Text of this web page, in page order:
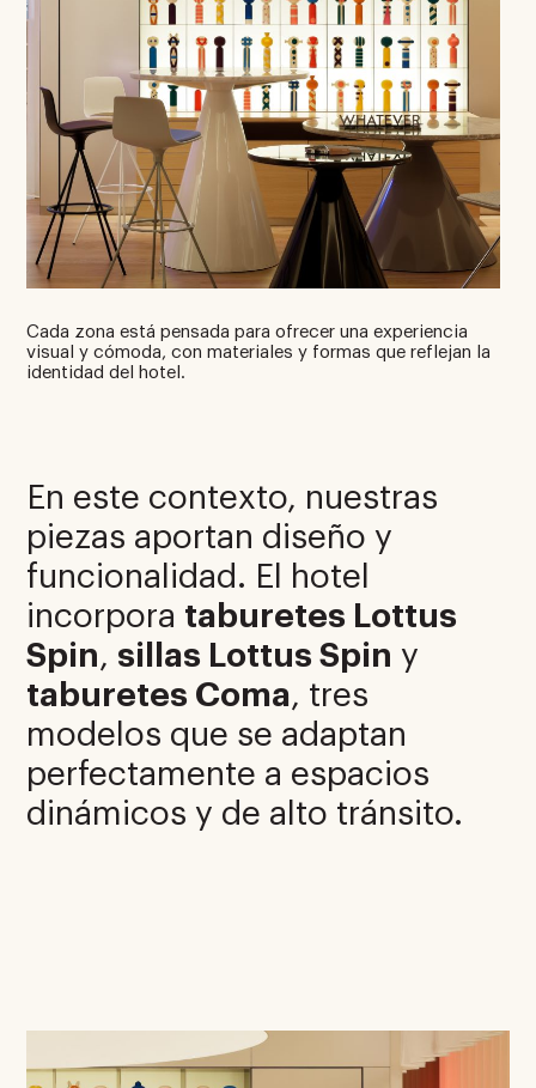
Cada zona está pensada para ofrecer una experiencia
visual y cómoda, con materiales y formas que reflejan la
identidad del hotel.
En este contexto, nuestras
piezas aportan diseño y
funcionalidad. El hotel
incorpora taburetes Lottus
Spin, sillas Lottus Spin y
taburetes Coma, tres
modelos que se adaptan
perfectamente a espacios
dinámicos y de alto tránsito.